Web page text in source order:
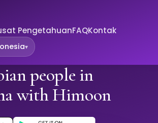
PengetahuanFAQKontak
▾
people in
with Himoon